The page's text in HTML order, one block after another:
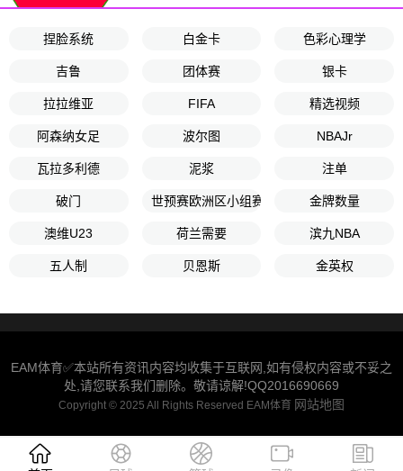
捏脸系统 白金卡 色彩心理学
吉鲁 团体赛 银卡
拉拉维亚 FIFA 精选视频
阿森纳女足 波尔图 NBAJr
瓦拉多利德 泥浆 注单
破门 世预赛欧洲区小组赛G组第6轮金牌数量
澳维U23 荷兰需要 滨九NBA
五人制 贝恩斯 金英权
EAM体育✅本站所有资讯内容均收集于互联网,如有侵权内容或不妥之
处,请您联系我们删除。敬请谅解!QQ2016690669
Copyright © 2025 All Rights Reserved EAM体育 网站地图